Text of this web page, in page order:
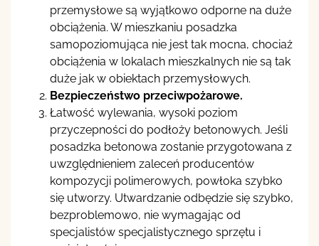
przemysłowe są wyjątkowo odporne na duże
obciążenia. W mieszkaniu posadzka
samopoziomująca nie jest tak mocna, chociaż
obciążenia w lokalach mieszkalnych nie są tak
duże jak w obiektach przemysłowych.
Bezpieczeństwo przeciwpożarowe.
Łatwość wylewania, wysoki poziom
przyczepności do podłoży betonowych. Jeśli
posadzka betonowa zostanie przygotowana z
uwzględnieniem zaleceń producentów
kompozycji polimerowych, powłoka szybko
się utworzy. Utwardzanie odbędzie się szybko,
bezproblemowo, nie wymagając od
specjalistów specjalistycznego sprzętu i